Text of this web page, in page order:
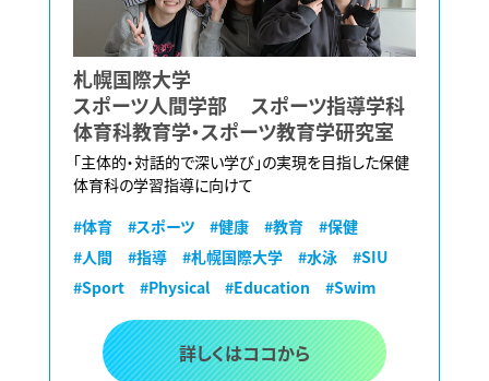
札幌国際大学
スポーツ人間学部 スポーツ指導学科
体育科教育学・スポーツ教育学研究室
「主体的・対話的で深い学び」の実現を目指した保健
体育科の学習指導に向けて
#体育
#スポーツ #健康 #教育
#保健
#人間
#指導 #札幌国際大学 #水泳
#SIU
#Sport
#Physical #Education #Swim
詳しくはココから